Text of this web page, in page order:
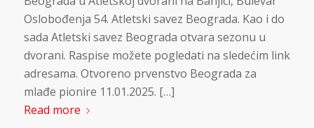
Oslobođenja 54. Atletski savez Beograda. Kao i do
sada Atletski savez Beograda otvara sezonu u
dvorani. Raspise možete pogledati na sledećim link
adresama. Otvoreno prvenstvo Beograda za
mlađe pionire 11.01.2025. […]
Read more